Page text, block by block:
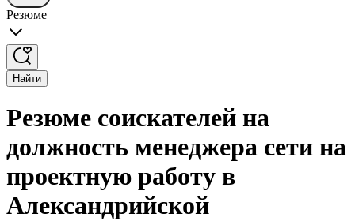
Резюме
Найти
Резюме соискателей на
должность менеджера сети на
проектную работу в
Александрийской